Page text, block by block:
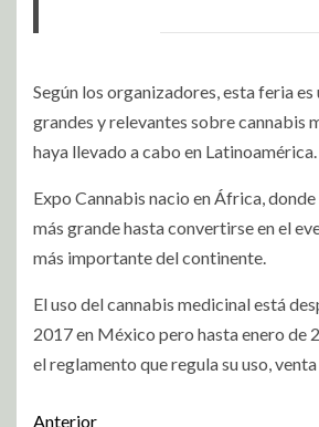
Según los organizadores, esta feria es
grandes y relevantes sobre cannabis
haya llevado a cabo en Latinoamérica.
Expo Cannabis nacio en África,
más grande hasta convertirse en el
más importante del continente.
El uso del cannabis medicinal está
2017 en México pero hasta enero de
el reglamento que regula su uso,
Anterior